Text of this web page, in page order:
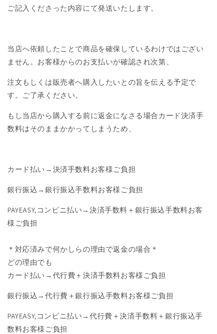
ご記入くださった内容にて発送いたします。
当店へ依頼したことで商品を確保しているわけではござい
ません。お客様からのお支払いが確認され次第、
注文もしくは販売者へ購入したいとの旨を伝える予定で
す。ご了承ください。
もし当店から購入する前に返金になさる場合カード決済手
数料はそのままかかってしまうため、
カード払い→決済手数料お客様ご負担
銀行振込→銀行振込手数料お客様ご負担
PAYEASY,コンビニ払い→決済手数料＋銀行振込手数料お客
様ご負担
＊対応済みで何かしらの理由で返金の場合＊
どの理由でも
カード払い→代行費＋決済手数料お客様ご負担
銀行振込→代行費＋銀行振込手数料お客様ご負担
PAYEASY,コンビニ払い→代行費＋決済手数料＋銀行振込手
数料お客様ご負担